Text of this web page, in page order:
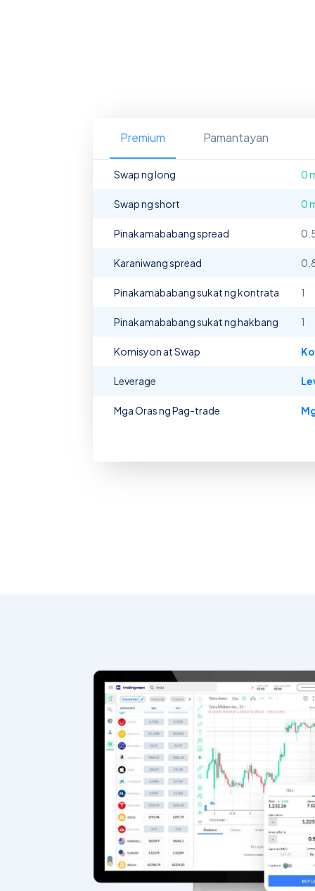
Premium Pamantayan
Swap ng long 0
Swap ng short 0
Pinakamababang spread
Karaniwang spread
Pinakamababang sukat ng kontrata 1
Pinakamababang sukat ng hakbang 1
Komisyon at Swap
Leverage
Mga Oras ng Pag-trade